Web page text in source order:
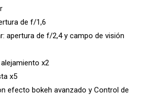
de f/1,6
apertura de f/2,4 y campo de visión
x2
x5
efecto bokeh avanzado y Control de